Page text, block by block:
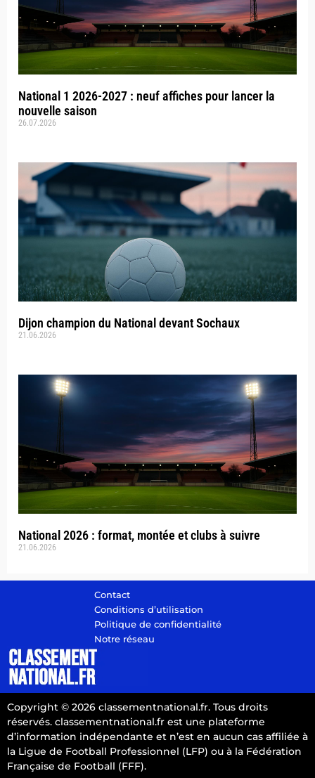
National 1 2026-2027 : neuf affiches pour lancer la
nouvelle saison
26.07.2026
Dijon champion du National devant Sochaux
21.06.2026
National 2026 : format, montée et clubs à suivre
21.06.2026
Contact
Conditions d’utilisation
Politique de confidentialité
Notre réseau
Copyright © 2026 classementnational.fr. Tous droits
réservés. classementnational.fr est une plateforme
d’information indépendante et n’est en aucun cas affiliée à
la Ligue de Football Professionnel (LFP) ou à la Fédération
Française de Football (FFF).